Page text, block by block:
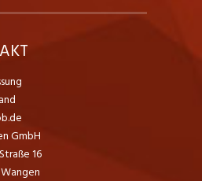
GmbH
16